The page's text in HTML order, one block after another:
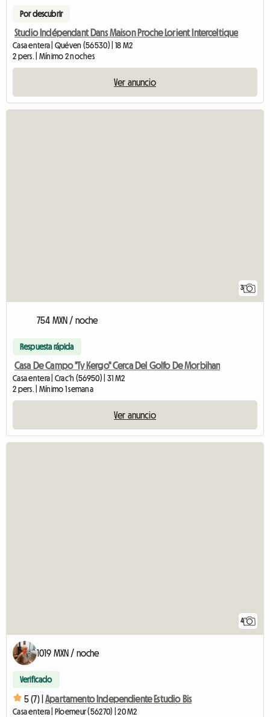
Por descubrir
Studio Indépendant Dans Maison Proche Lorient Interceltique
Casa entera | Quéven (56530) | 18 M2
2 pers. | Mínimo 2 noches
Ver anuncio
3
754 MXN / noche
Respuesta rápida
Casa De Campo "Ty Kergo" Cerca Del Golfo De Morbihan
Casa entera | Crac'h (56950) | 31 M2
2 pers. | Mínimo 1 semana
Ver anuncio
4
1019 MXN / noche
Verificado
5 (7) | Apartamento Independiente Estudio Bis
Casa entera | Ploemeur (56270) | 20 M2